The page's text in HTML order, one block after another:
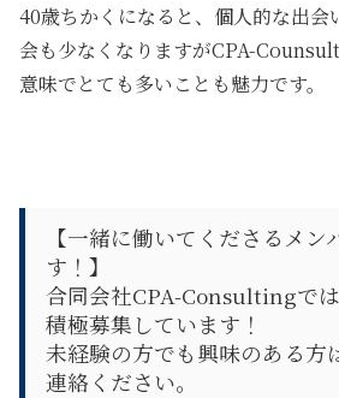
40歳ちかくになると、 個人的な出会
会も少なくなりますがCPA-
意味でとても多いことも魅力です。
【一緒に働いてくださるメ
す！】
合同会社CPA-Consultingで
積極募集しています！
未経験の方でも興味のある方
連絡ください。